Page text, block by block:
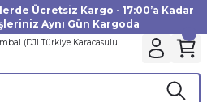
Ücretsiz Kargo - 17:00’a Kadar
Aynı Gün Kargoda